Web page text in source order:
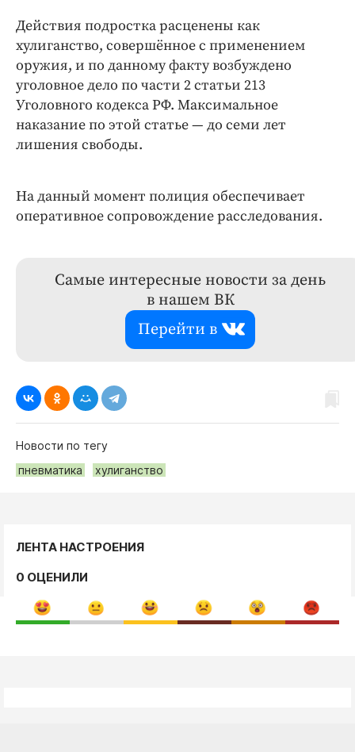
Действия подростка расценены как
хулиганство, совершённое с применением
оружия, и по данному факту возбуждено
уголовное дело по части 2 статьи 213
Уголовного кодекса РФ. Максимальное
наказание по этой статье — до семи лет
лишения свободы.
На данный момент полиция обеспечивает
оперативное сопровождение расследования.
Самые интересные новости за день
в нашем ВК
Перейти в
Новости по тегу
пневматика
хулиганство
ЛЕНТА НАСТРОЕНИЯ
0 ОЦЕНИЛИ